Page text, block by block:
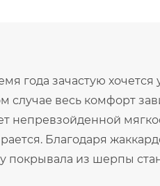
года зачастую
случае весь комфорт
непревзойденной
Благодаря
покрывала из шерпы